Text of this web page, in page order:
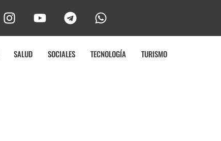
SALUD SOCIALES TECNOLOGÍA TURISMO